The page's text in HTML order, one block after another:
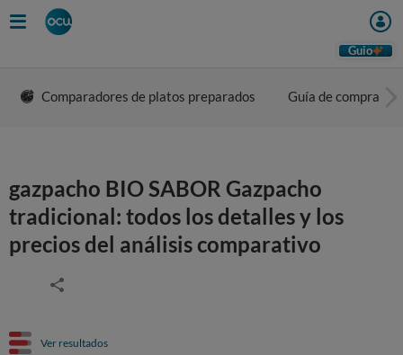
Guio
Comparadores de platos preparados Guía de compra
gazpacho BIO SABOR Gazpacho
tradicional: todos los detalles y los
precios del análisis comparativo
Ver resultados